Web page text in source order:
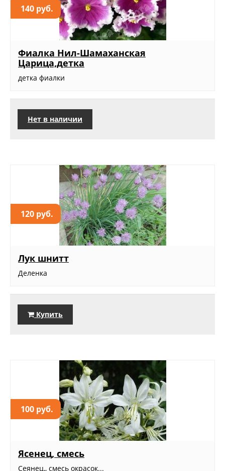
140 руб.
Фиалка Нил-Шамаханская
Царица,детка
детка фиалки
Нет в наличии
120 руб.
Лук шнитт
Деленка
Купить
100 руб.
Ясенец, смесь
Сеянец,, смесь окрасок...